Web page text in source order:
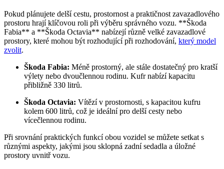
Pokud plánujete delší cestu, prostornost a praktičnost zavazadlového
prostoru hrají klíčovou roli při výběru správného vozu. **Škoda
Fabia** a **Škoda Octavia** nabízejí různě velké zavazadlové
prostory, které mohou být rozhodující při rozhodování, který model
zvolit.
Škoda Fabia: Méně prostorný, ale stále dostatečný pro kratší
výlety nebo dvoučlennou rodinu. Kufr nabízí kapacitu
přibližně 330 litrů.
Škoda Octavia: Vítězí v prostornosti, s kapacitou kufru
kolem 600 litrů, což je ideální pro delší cesty nebo
vícečlennou rodinu.
Při srovnání praktických funkcí obou vozidel se můžete setkat s
různými aspekty, jakými jsou sklopná zadní sedadla a úložné
prostory uvnitř vozu.